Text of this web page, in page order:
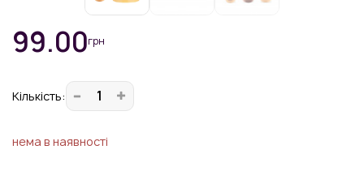
99.00грн
Кiлькiсть:
нема в наявності